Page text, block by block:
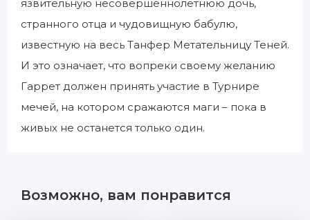
язвительную несовершеннолетнюю дочь,
странного отца и чудовищную бабулю,
известную на весь Танфер Метательницу Теней.
И это означает, что вопреки своему желанию
Гаррет должен принять участие в Турнире
мечей, на котором сражаются маги – пока в
живых не останется только один.
Возможно, вам понравится